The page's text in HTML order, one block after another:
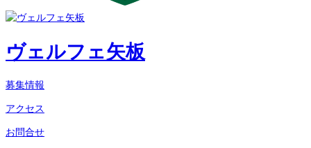
ヴェルフェ矢板
募集情報
アクセス
お問合せ